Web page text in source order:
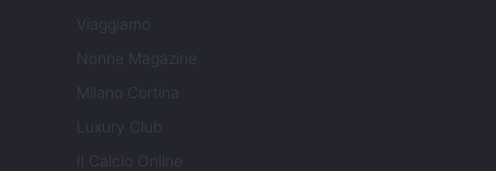
Viaggiamo
Nonne Magazine
Milano Cortina
Luxury Club
Il Calcio Online